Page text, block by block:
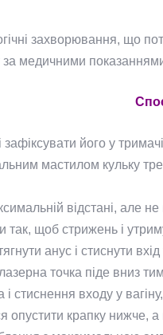
захворювання, що
за медичними
його у
мастилом кульку
відстані, але
так, щоб стрижень і
анус і стиснути
точка піде вниз
стиснення входу у
опустити крапку нижче,